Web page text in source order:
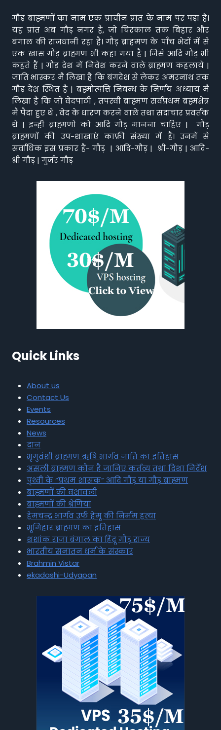
गौड़ ब्राह्मणों का नाम एक प्राचीन प्रांत के नाम पर पड़ा है।
यह प्रांत अब गौड़ नगर है, जो चिरकाल तक बिहार और
बंगाल की राजधानी रहा है। गौड़ ब्राहमण के पाँच भेदों में से
एक खास गौड़ ब्राह्मण भी कहा गया है | जिसे आदि गौड़ भी
कहते हैं | गौड़ देश में निवेश करने वाले ब्राह्मण कहलाये |
जाति भास्कर मैं लिखा है कि बंगदेश से लेकर अमरनाथ तक
गौड़ देश स्थित है | ब्रह्मोत्पत्ति निबन्ध के निर्णय अध्याय मैं
लिखा है कि जो वेदपाठी , तपस्वी ब्राह्मण सर्वप्रथम ब्रह्मक्षेत्र
मैं पैदा हुए थे , वेद के धारण करने वाले तथा सदाचार प्रवर्तक
थे | इन्ही ब्राह्मणो को आदि गौड़ मानना चाहिए | गौड़
ब्राह्मणों की उप-शाखाएं काफ़ी संख्या में हैं। उनमें से
सर्वाधिक इस प्रकार हैं- गौड़ | आदि-गौड़ | श्री-गौड़ | आदि-
श्री गौड़ | गुर्जर गौड़
Quick Links
About us
Contact Us
Events
Resources
News
दान
भृगुवंशी ब्राह्मण ऋषि भार्गव जाति का इतिहास
असली ब्राह्मण कौन है जानिए कर्तव्य तथा दिशा निर्देश
पृथ्वी के “प्रथम शासक” आदि गौड़ या गौड़ ब्राह्मण
ब्राह्मणों की वंशावली
ब्राह्मणों की श्रेणियां
हेमचन्द्र भार्गव उर्फ हेमू की निर्मम हत्या
भूमिहार ब्राह्मण का इतिहास
शशांक राजा बंगाल का हिंदू गौड़ राज्य
भारतीय सनातन धर्म के संस्कार
Brahmin Vistar
ekadashi-Udyapan